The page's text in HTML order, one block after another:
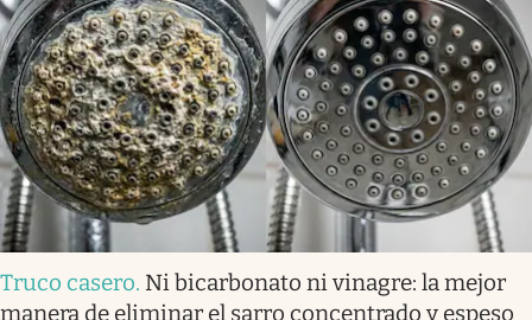
Truco casero. Ni bicarbonato ni vinagre: la mejor
manera de eliminar el sarro concentrado y espeso